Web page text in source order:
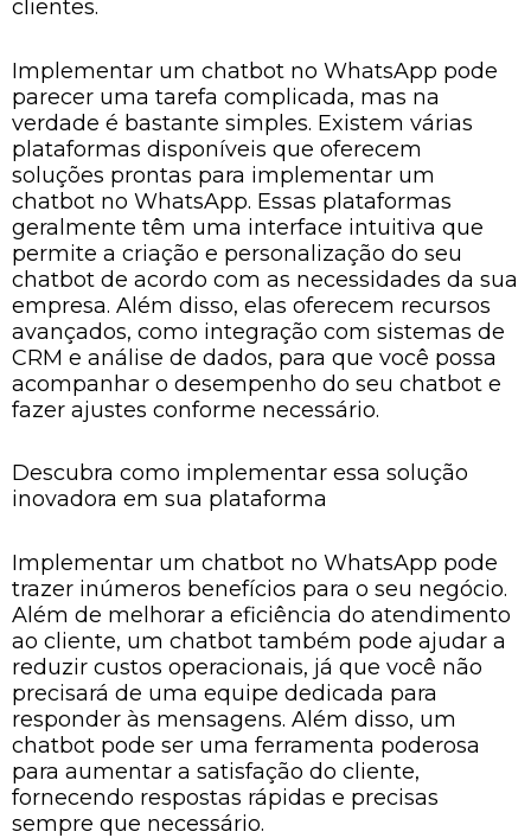
clientes.
Implementar um chatbot no WhatsApp pode
parecer uma tarefa complicada, mas na
verdade é bastante simples. Existem várias
plataformas disponíveis que oferecem
soluções prontas para implementar um
chatbot no WhatsApp. Essas plataformas
geralmente têm uma interface intuitiva que
permite a criação e personalização do seu
chatbot de acordo com as necessidades da sua
empresa. Além disso, elas oferecem recursos
avançados, como integração com sistemas de
CRM e análise de dados, para que você possa
acompanhar o desempenho do seu chatbot e
fazer ajustes conforme necessário.
Descubra como implementar essa solução
inovadora em sua plataforma
Implementar um chatbot no WhatsApp pode
trazer inúmeros benefícios para o seu negócio.
Além de melhorar a eficiência do atendimento
ao cliente, um chatbot também pode ajudar a
reduzir custos operacionais, já que você não
precisará de uma equipe dedicada para
responder às mensagens. Além disso, um
chatbot pode ser uma ferramenta poderosa
para aumentar a satisfação do cliente,
fornecendo respostas rápidas e precisas
sempre que necessário.